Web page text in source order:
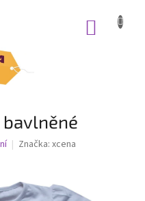
Značka: xcena